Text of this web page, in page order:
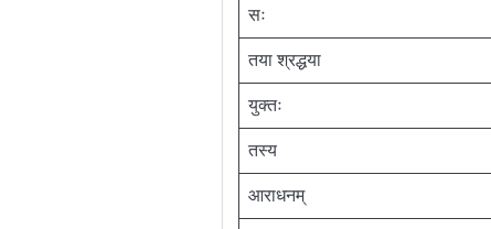
सः
तया श्रद्धया
युक्तः
तस्य
आराधनम्